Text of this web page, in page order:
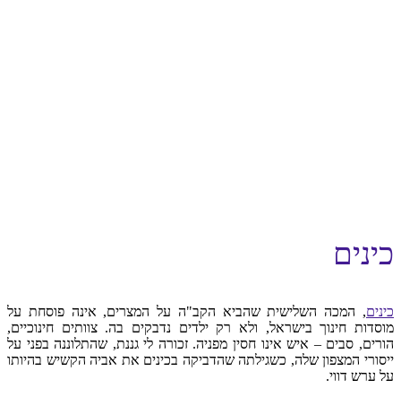
כינים
כינים, המכה השלישית שהביא הקב"ה על המצרים, אינה פוסחת על
מוסדות חינוך בישראל, ולא רק ילדים נדבקים בה. צוותים חינוכיים,
הורים, סבים – איש אינו חסין מפניה. זכורה לי גננת, שהתלוננה בפני על
ייסורי המצפון שלה, כשגילתה שהדביקה בכינים את אביה הקשיש בהיותו
על ערש דווי.